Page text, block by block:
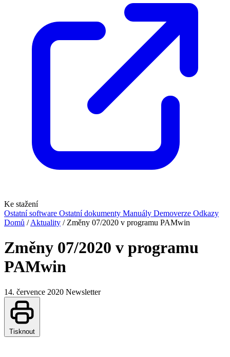
Ke stažení
Ostatní software Ostatní dokumenty Manuály Demoverze Odkazy
Domů / Aktuality / Změny 07/2020 v programu PAMwin
Změny 07/2020 v programu
PAMwin
14. července 2020 Newsletter
Tisknout